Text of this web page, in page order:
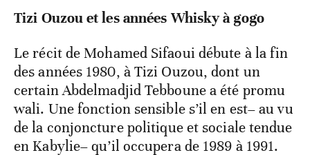
Tizi Ouzou et les années Whisky à gogo
Le récit de Mohamed Sifaoui débute à la fin
des années 1980, à Tizi Ouzou, dont un
certain Abdelmadjid Tebboune a été promu
wali. Une fonction sensible s’il en est– au vu
de la conjoncture politique et sociale tendue
en Kabylie– qu’il occupera de 1989 à 1991.